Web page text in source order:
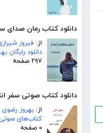
دانلود کتاب رمان صدای
از: فیروز
دانلود رایگان
۲۹۷ صفحه
دانلود کتاب صوتی سفر
از: بهروز رضوی
کتاب‌های صوتی
۰ صفحه